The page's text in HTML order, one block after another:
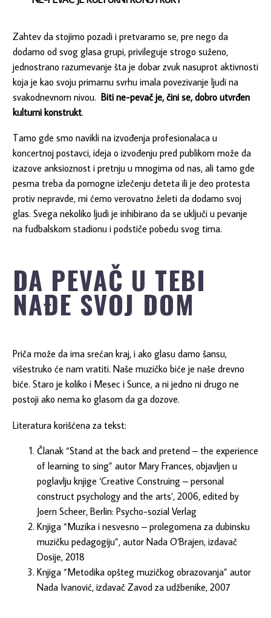
Zahtev da stojimo pozadi i pretvaramo se, pre nego da
dodamo od svog glasa grupi, privileguje strogo suženo,
jednostrano razumevanje šta je dobar zvuk nasuprot aktivnosti
koja je kao svoju primarnu svrhu imala povezivanje ljudi na
svakodnevnom nivou. Biti ne-pevač je, čini se, dobro utvrđen
kulturni konstrukt.
Tamo gde smo navikli na izvođenja profesionalaca u
koncertnoj postavci, ideja o izvođenju pred publikom može da
izazove anksioznost i pretnju u mnogima od nas, ali tamo gde
pesma treba da pomogne izlečenju deteta ili je deo protesta
protiv nepravde, mi ćemo verovatno želeti da dodamo svoj
glas. Svega nekoliko ljudi je inhibirano da se uključi u pevanje
na fudbalskom stadionu i podstiče pobedu svog tima.
DA PEVAČ U TEBI
NAĐE SVOJ DOM
Priča može da ima srećan kraj, i ako glasu damo šansu,
višestruko će nam vratiti. Naše muzičko biće je naše drevno
biće. Staro je koliko i Mesec i Sunce, a ni jedno ni drugo ne
postoji ako nema ko glasom da ga dozove.
Literatura korišćena za tekst:
Članak “Stand at the back and pretend – the experience
of learning to sing” autor Mary Frances, objavljen u
poglavlju knjige ‘Creative Construing – personal
construct psychology and the arts’, 2006, edited by
Joern Scheer, Berlin: Psycho-sozial Verlag
Knjiga “Muzika i nesvesno – prolegomena za dubinsku
muzičku pedagogiju”, autor Nada O’Brajen, izdavač
Dosije, 2018
Knjiga “Metodika opšteg muzičkog obrazovanja” autor
Nada Ivanović, izdavač Zavod za udžbenike, 2007